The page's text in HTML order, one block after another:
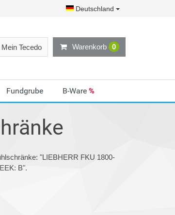
Deutschland
Warenkorb 0
Mein Tecedo
Fundgrube B-Ware %
"LIEBHERR FKU 1800-
B".